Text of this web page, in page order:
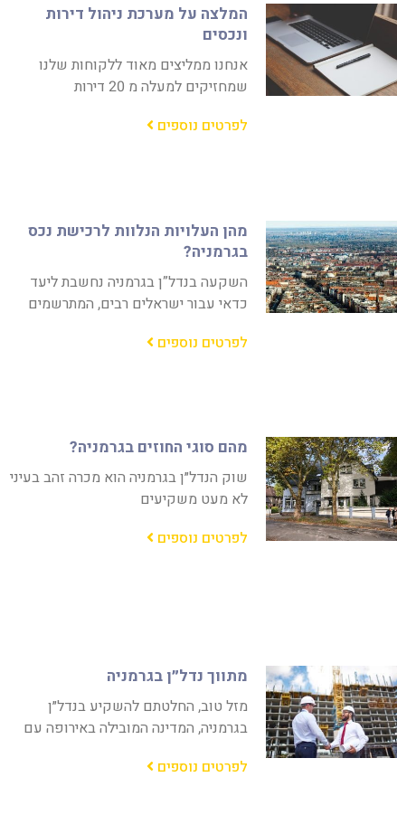
המלצה על מערכת ניהול דירות
ונכסים
אנחנו ממליצים מאוד ללקוחות שלנו
שמחזיקים למעלה מ 20 דירות
לפרטים נוספים
מהן העלויות הנלוות לרכישת נכס
בגרמניה?
השקעה בנדל”ן בגרמניה נחשבת ליעד
כדאי עבור ישראלים רבים, המתרשמים
לפרטים נוספים
מהם סוגי החוזים בגרמניה?
שוק הנדל״ן בגרמניה הוא מכרה זהב בעיני
לא מעט משקיעים
לפרטים נוספים
מתווך נדל״ן בגרמניה
מזל טוב, החלטתם להשקיע בנדל״ן
בגרמניה, המדינה המובילה באירופה עם
לפרטים נוספים